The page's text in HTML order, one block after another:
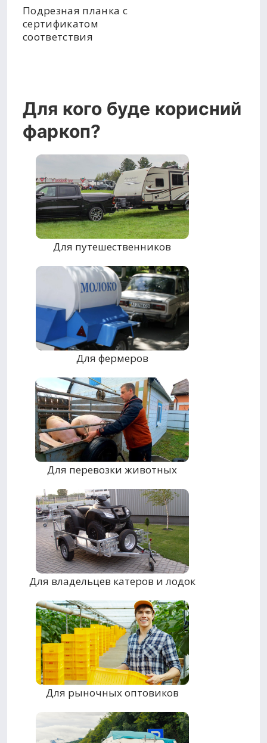
Подрезная планка с
сертификатом
соответствия
Для кого буде корисний
фаркоп?
Для путешественников
Для фермеров
Для перевозки животных
Для владельцев катеров и лодок
Для рыночных оптовиков